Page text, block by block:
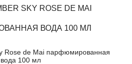
SKY ROSE DE MAI
ВОДА 100 МЛ